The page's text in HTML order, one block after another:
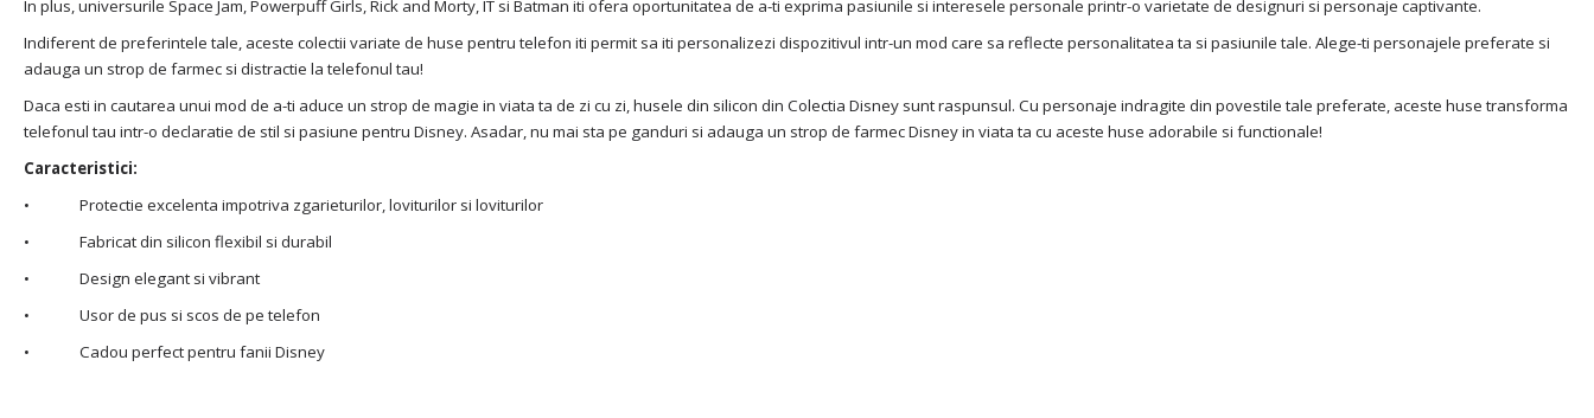
In plus, universurile Space Jam, Powerpuff Girls, Rick and Morty, IT si Batman iti ofera oportunitatea de a-ti exprima pasiunile si interesele personale printr-o varietate de designuri si personaje captivante.
Indiferent de preferintele tale, aceste colectii variate de huse pentru telefon iti permit sa iti personalizezi dispozitivul intr-un mod care sa reflecte personalitatea ta si pasiunile tale. Alege-ti personajele preferate si
adauga un strop de farmec si distractie la telefonul tau!
Daca esti in cautarea unui mod de a-ti aduce un strop de magie in viata ta de zi cu zi, husele din silicon din Colectia Disney sunt raspunsul. Cu personaje indragite din povestile tale preferate, aceste huse transforma
telefonul tau intr-o declaratie de stil si pasiune pentru Disney. Asadar, nu mai sta pe ganduri si adauga un strop de farmec Disney in viata ta cu aceste huse adorabile si functionale!
Caracteristici:
• Protectie excelenta impotriva zgarieturilor, loviturilor si loviturilor
• Fabricat din silicon flexibil si durabil
• Design elegant si vibrant
• Usor de pus si scos de pe telefon
• Cadou perfect pentru fanii Disney